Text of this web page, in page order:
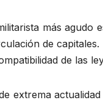
más agudo
de
de las
extrema